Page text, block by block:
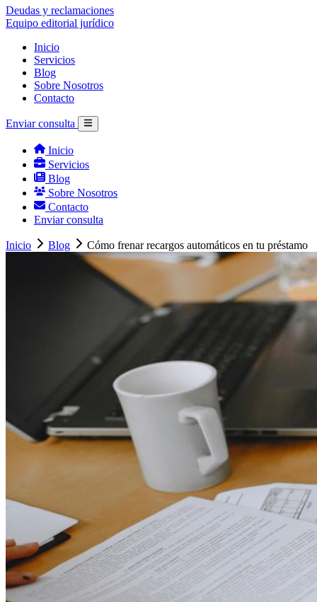
Deudas y reclamaciones
Equipo editorial jurídico
Inicio
Servicios
Blog
Sobre Nosotros
Contacto
Enviar consulta
Inicio
Servicios
Blog
Sobre Nosotros
Contacto
Enviar consulta
Inicio Blog Cómo frenar recargos automáticos en tu préstamo